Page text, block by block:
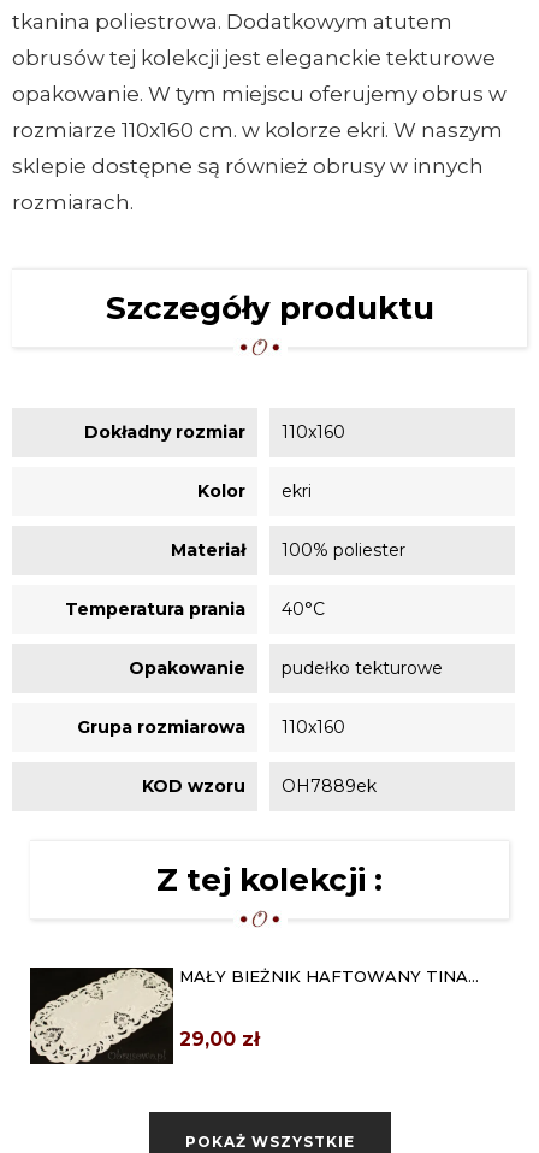
tkanina poliestrowa. Dodatkowym atutem
obrusów tej kolekcji jest eleganckie tekturowe
opakowanie. W tym miejscu oferujemy obrus w
rozmiarze 110x160 cm. w kolorze ekri. W naszym
sklepie dostępne są również obrusy w innych
rozmiarach.
Szczegóły produktu
Dokładny rozmiar 110x160
Kolor ekri
Materiał 100% poliester
Temperatura prania 40°C
Opakowanie pudełko tekturowe
Grupa rozmiarowa 110x160
KOD wzoru OH7889ek
Z tej kolekcji :
MAŁY BIEŻNIK HAFTOWANY TINA
29,00 zł
POKAŻ WSZYSTKIE